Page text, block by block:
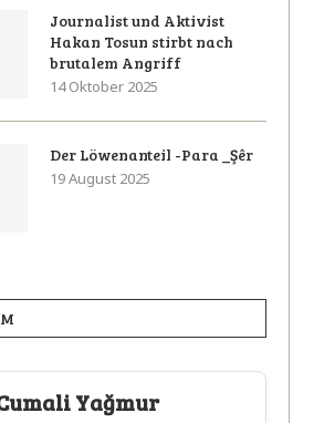
Journalist und Aktivist
Hakan Tosun stirbt nach
brutalem Angriff
14 Oktober 2025
Der Löwenanteil -Para _Şêr
19 August 2025
Yağmur